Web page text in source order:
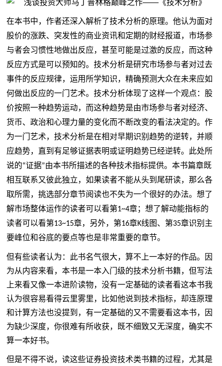
在本书中，作者还深入解析了技术分析的原理。他认为面对
股价的涨跌、突发性的商业资讯和定期的财经报道，市场参
与者会习惯性地做出反应，甚至可能是过激的反应，而这种
反应方式是可以预知的。技术分析是研究市场参与者对过去
事件的反应规律，运用所学知识，精确预测大众在未来应如
何做出反应的一门艺术。技术分析体现了这样一个观点：股
价按照一种趋势运动，而这种趋势是由市场参与者对经济、
货币、政治和心理力量的变化而不断改变的看法决定的。作
为一门艺术，技术分析是在相对早期识别趋势的逆转，并顺
应趋势，直到有足够证据表明或证明趋势已经逆转。此处所
说的“证据”由本书所描述的各种技术指标提供。本书篇章既
相互联系又彼此独立，如果读者不能从头到尾研读，那么各
取所需，挑选部分章节阅读也不失为一个很好的办法。想了
解市场整体运作的读者可以看第1~4章；想了解动能指标的
读者可以看第13~15章，另外，第16章K线图、第35章识别主
要峰位和谷底的要点等也是非常重要的章节。
但有些读者认为：此书名气很大，算不上一本好的作品。因
为从内容来看，本书是一本入门级的技术分析书籍，但写法
上来看又像一本进阶读物，没有一定基础的读者看这本书我
认为很容易看得云里雾里，比如他说到技术指标，却连原理
和计算方法也没提到，有一定基础的又不需要看这本书，因
为缺少深度，你很难有所收获，既不细致又无深度，确实不
算一本好书。
但是不得不说，读这些证券投资技术类书籍的过程，尤其是